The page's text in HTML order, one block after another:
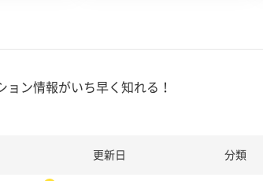
ョン情報がいち早く知れる！
更新日 分類